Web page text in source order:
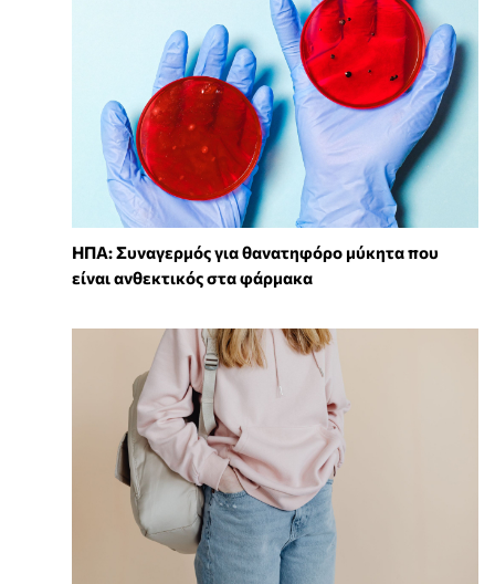
ΗΠΑ: Συναγερμός για θανατηφόρο μύκητα που
είναι ανθεκτικός στα φάρμακα